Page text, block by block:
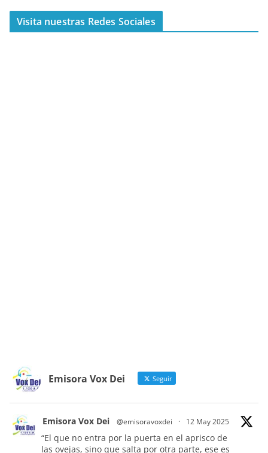
Visita nuestras Redes Sociales
Emisora Vox Dei Seguir
Emisora Vox Dei @emisoravoxdei · 12 May 2025
“El que no entra por la puerta en el aprisco de
las ovejas, sino que salta por otra parte, ese es